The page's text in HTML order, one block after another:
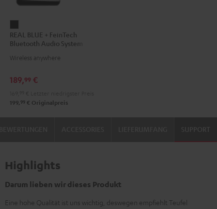
BLUE
+
FeinTech
Audio
Night
REAL BLUE + FeinTech
Bluetooth Audio System
Wireless anywhere
189,99 €
199, 99 € Originalpreis
SUPPORT
Highlights
Darum lieben wir dieses Produkt
Eine hohe Qualität ist uns wichtig, deswegen empfiehlt Teufel